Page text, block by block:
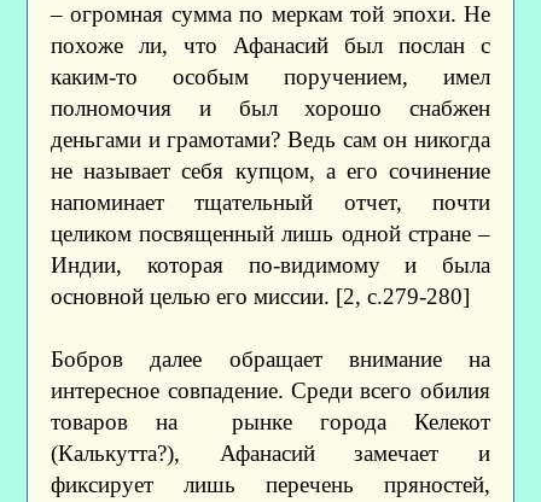
– огромная сумма по меркам той эпохи. Не
похоже ли, что Афанасий был послан с
каким-то особым поручением, имел
полномочия и был хорошо снабжен
деньгами и грамотами? Ведь сам он никогда
не называет себя купцом, а его сочинение
напоминает тщательный отчет, почти
целиком посвященный лишь одной стране –
Индии, которая по-видимому и была
основной целью его миссии. [2, с.279-280]
Бобров далее обращает внимание на
интересное совпадение. Среди всего обилия
товаров на рынке города Келекот
(Калькутта?), Афанасий замечает и
фиксирует лишь перечень пряностей,